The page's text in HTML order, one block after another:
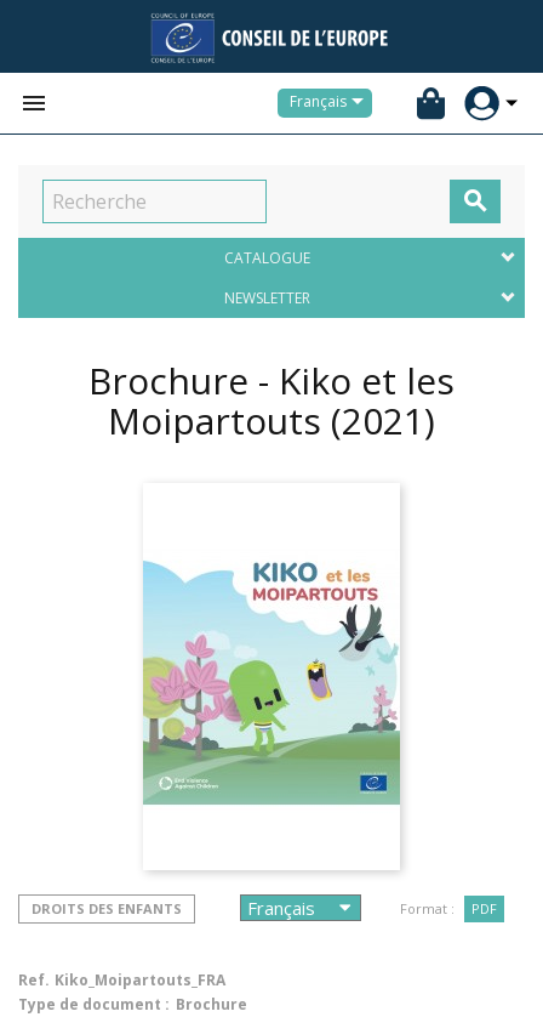
 Français

CATALOGUE
NEWSLETTER
Brochure - Kiko et les
Moipartouts (2021)
DROITS DES ENFANTS Format : PDF
Ref. Kiko_Moipartouts_FRA
Type de document : Brochure